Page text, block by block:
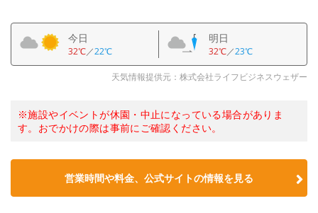
今日
32℃／22℃
明日
32℃／23℃
天気情報提供元：株式会社ライフビジネスウェザー
※施設やイベントが休園・中止になっている場合がありま
す。おでかけの際は事前にご確認ください。
営業時間や料金、公式サイトの情報を見る